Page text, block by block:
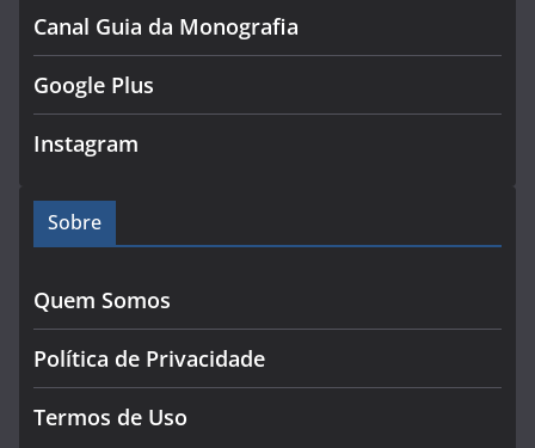
Canal Guia da Monografia
Google Plus
Instagram
Sobre
Quem Somos
Política de Privacidade
Termos de Uso